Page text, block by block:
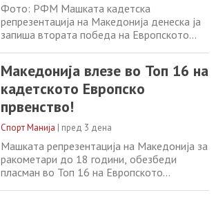
Фото: РФМ Машката кадетска
репрезентација на Македонија денеска ја
запиша втората победа на Европското
се борат за пласман од 9. до 16. место на
шампионатот во Србија. Но ова не е
единствениот успех или исчекор што го
направија „црвено-жолтите“. Избраниците
на селекторот,
Македонија влезе во Топ 16 на
кадетското Европско
првенство!
Спорт Манија | пред 3 дена
Машката репрезентација на Македонија за
ракометари до 18 години, обезбеди
пласман во Топ 16 на Европското